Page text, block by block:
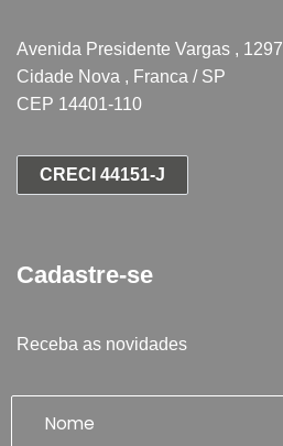
Avenida Presidente Vargas , 1297
Cidade Nova , Franca / SP
CEP 14401-110
CRECI 44151-J
Cadastre-se
Receba as novidades